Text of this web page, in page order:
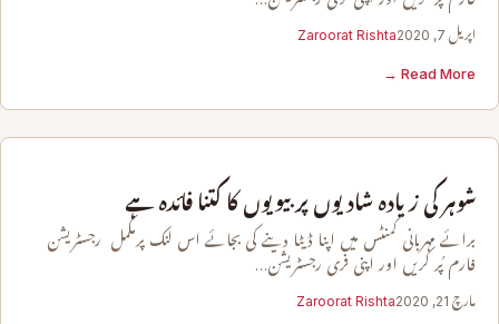
اپریل 7, 2020 Zaroorat Rishta
Read More →
شوہر کی زیادہ شادیوں پر بیویوں کا کتنا فائدہ ہے
برائے مہربانی کمنٹس میں اپنا ڈیٹا دینے کی بجائے اس لنک پرمکمل رجسٹریشن
فارم پُر کریں اور اپنی فری رجسٹریشن…
مارچ 21, 2020 Zaroorat Rishta